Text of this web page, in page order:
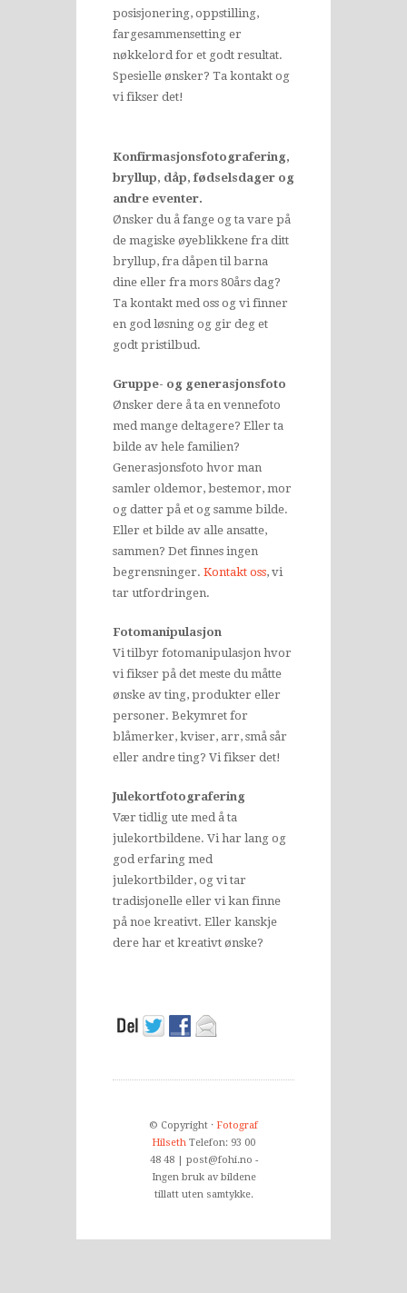
posisjonering, oppstilling,
fargesammensetting er
nøkkelord for et godt resultat.
Spesielle ønsker? Ta kontakt og
vi fikser det!
Konfirmasjonsfotografering,
bryllup, dåp, fødselsdager og
andre eventer.
Ønsker du å fange og ta vare på
de magiske øyeblikkene fra ditt
bryllup, fra dåpen til barna
dine eller fra mors 80års dag?
Ta kontakt med oss og vi finner
en god løsning og gir deg et
godt pristilbud.
Gruppe- og generasjonsfoto
Ønsker dere å ta en vennefoto
med mange deltagere? Eller ta
bilde av hele familien?
Generasjonsfoto hvor man
samler oldemor, bestemor, mor
og datter på et og samme bilde.
Eller et bilde av alle ansatte,
sammen? Det finnes ingen
begrensninger. Kontakt oss, vi
tar utfordringen.
Fotomanipulasjon
Vi tilbyr fotomanipulasjon hvor
vi fikser på det meste du måtte
ønske av ting, produkter eller
personer. Bekymret for
blåmerker, kviser, arr, små sår
eller andre ting? Vi fikser det!
Julekortfotografering
Vær tidlig ute med å ta
julekortbildene. Vi har lang og
god erfaring med
julekortbilder, og vi tar
tradisjonelle eller vi kan finne
på noe kreativt. Eller kanskje
dere har et kreativt ønske?
© Copyright · Fotograf
Hilseth Telefon: 93 00
48 48 | post@fohi.no -
Ingen bruk av bildene
tillatt uten samtykke.